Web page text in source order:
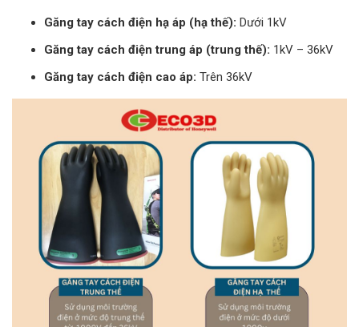
Găng tay cách điện hạ áp (hạ thế): Dưới 1kV
Găng tay cách điện trung áp (trung thế): 1kV – 36kV
Găng tay cách điện cao áp: Trên 36kV